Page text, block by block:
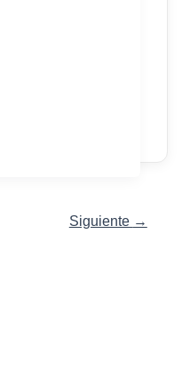
Siguiente →